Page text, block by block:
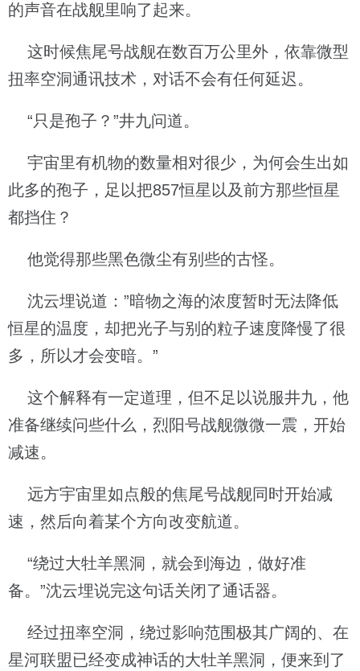
的声音在战舰里响了起来。
这时候焦尾号战舰在数百万公里外，依靠微型
扭率空洞通讯技术，对话不会有任何延迟。
“只是孢子？”井九问道。
宇宙里有机物的数量相对很少，为何会生出如
此多的孢子，足以把857恒星以及前方那些恒星
都挡住？
他觉得那些黑色微尘有别些的古怪。
沈云埋说道：”暗物之海的浓度暂时无法降低
恒星的温度，却把光子与别的粒子速度降慢了很
多，所以才会变暗。”
这个解释有一定道理，但不足以说服井九，他
准备继续问些什么，烈阳号战舰微微一震，开始
减速。
远方宇宙里如点般的焦尾号战舰同时开始减
速，然后向着某个方向改变航道。
“绕过大牡羊黑洞，就会到海边，做好准
备。”沈云埋说完这句话关闭了通话器。
经过扭率空洞，绕过影响范围极其广阔的、在
星河联盟已经变成神话的大牡羊黑洞，便来到了